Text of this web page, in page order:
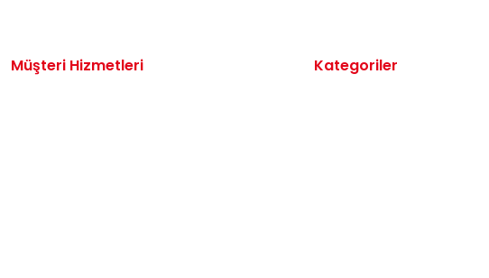
Müşteri Hizmetleri Kategoriler